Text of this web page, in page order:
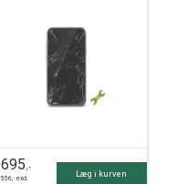
695,-
556,- excl.
Læg i kurven